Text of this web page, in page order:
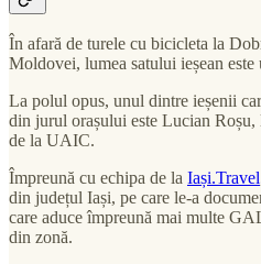
În afară de turele cu bicicleta la
Moldovei, lumea satului ieșean
La polul opus, unul dintre ieșenii
din jurul orașului este Lucian
de la UAIC.
Împreună cu echipa de la Iași.Travel
din județul Iași, pe care le-a
care aduce împreună mai multe
din zonă.